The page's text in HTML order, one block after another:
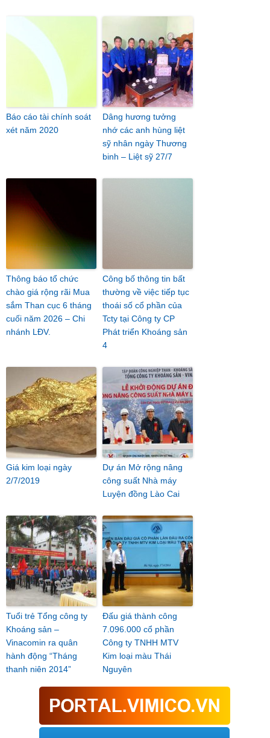
Báo cáo tài chính soát
xét năm 2020
Dâng hương tưởng
nhớ các anh hùng liệt
sỹ nhân ngày Thương
binh – Liệt sỹ 27/7
Thông báo tổ chức
chào giá rộng rãi Mua
sắm Than cục 6 tháng
cuối năm 2026 – Chi
nhánh LĐV.
Công bố thông tin bất
thường về việc tiếp tục
thoái số cổ phần của
Tcty tại Công ty CP
Phát triển Khoáng sản
4
Giá kim loại ngày
2/7/2019
Dự án Mở rộng nâng
công suất Nhà máy
Luyện đồng Lào Cai
Tuổi trẻ Tổng công ty
Khoáng sản –
Vinacomin ra quân
hành động “Tháng
thanh niên 2014”
Đấu giá thành công
7.096.000 cổ phần
Công ty TNHH MTV
Kim loại màu Thái
Nguyên